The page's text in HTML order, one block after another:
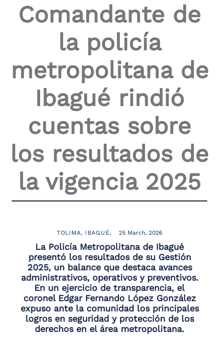
screen
reader
content.
Comandante de
la policía
metropolitana de
Ibagué rindió
cuentas sobre
los resultados de
la vigencia 2025
TOLIMA IBAGUÉ 25 March, 2026
La Policía Metropolitana de Ibagué
presentó los resultados de su Gestión
2025, un balance que destaca avances
administrativos, operativos y preventivos.
En un ejercicio de transparencia, el
coronel Edgar Fernando López González
expuso ante la comunidad los principales
logros en seguridad y protección de los
derechos en el área metropolitana.